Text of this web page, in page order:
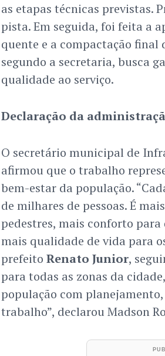
as etapas técnicas previstas.
pista. Em seguida, foi feita a
quente e a compactação
segundo a secretaria, busca
qualidade ao serviço.
Declaração da
O secretário municipal de
afirmou que o trabalho
bem-estar da população.
de milhares de pessoas. É
pedestres, mais conforto
mais qualidade de vida para
prefeito Renato Junior,
para todas as zonas da
população com
trabalho”, declarou Madson